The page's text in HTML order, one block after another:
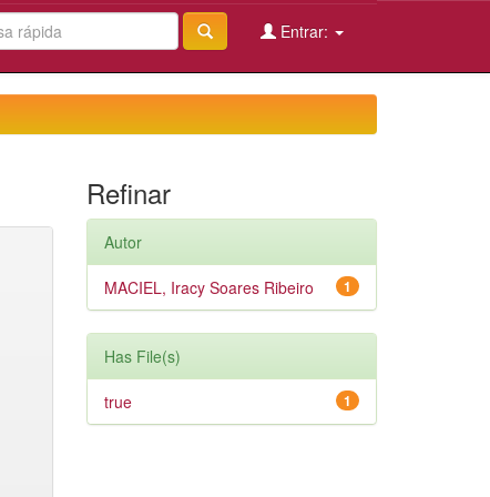
Entrar:
Refinar
Autor
1
MACIEL, Iracy Soares Ribeiro
Has File(s)
1
true